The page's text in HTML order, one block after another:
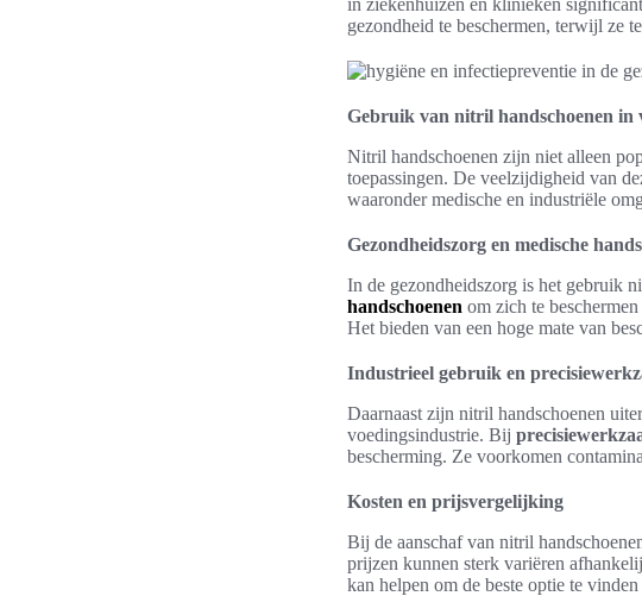
in ziekenhuizen en klinieken
gezondheid te beschermen, terwijl ze
Gebruik van nitril handschoenen in
Nitril handschoenen zijn niet alleen
toepassingen. De veelzijdigheid van
waaronder medische en industriële
Gezondheidszorg en medische
In de gezondheidszorg is het gebruik
handschoenen om zich te
Het bieden van een hoge mate van
Industrieel gebruik en
Daarnaast zijn nitril handschoenen
voedingsindustrie. Bij
bescherming. Ze voorkomen
Kosten en prijsvergelijking
Bij de aanschaf van nitril
prijzen kunnen sterk variëren
kan helpen om de beste optie te